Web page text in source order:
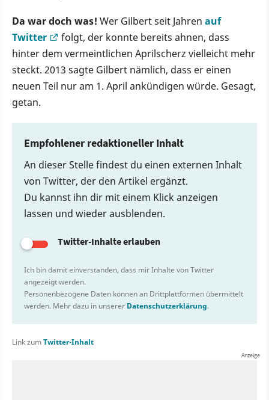
Da war doch was! Wer Gilbert seit Jahren auf
Twitter
folgt, der konnte bereits ahnen, dass
hinter dem vermeintlichen Aprilscherz vielleicht mehr
steckt. 2013 sagte Gilbert nämlich, dass er einen
neuen Teil nur am 1. April ankündigen würde. Gesagt,
getan.
Empfohlener redaktioneller Inhalt
An dieser Stelle findest du einen externen Inhalt
von Twitter, der den Artikel ergänzt.
Du kannst ihn dir mit einem Klick anzeigen
lassen und wieder ausblenden.
Twitter-Inhalte erlauben
Ich bin damit einverstanden, dass mir Inhalte von Twitter
angezeigt werden.
Personenbezogene Daten können an Drittplattformen übermittelt
werden. Mehr dazu in unserer Datenschutzerklärung.
Link zumTwitter-Inhalt